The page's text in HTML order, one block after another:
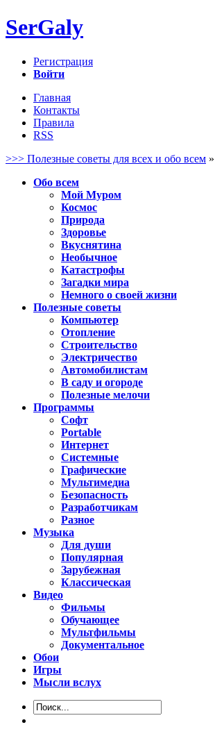
SerGaly
Регистрация
Войти
Главная
Контакты
Правила
RSS
>>> Полезные советы для всех и обо всем »
Обо всем
Мой Муром
Космос
Природа
Здоровье
Вкуснятина
Необычное
Катастрофы
Загадки мира
Немного о своей жизни
Полезные советы
Компьютер
Отопление
Строительство
Электричество
Автомобилистам
В саду и огороде
Полезные мелочи
Программы
Софт
Portable
Интернет
Системные
Графические
Мультимедиа
Безопасность
Разработчикам
Разное
Музыка
Для души
Популярная
Зарубежная
Классическая
Видео
Фильмы
Обучающее
Мультфильмы
Документальное
Обои
Игры
Мысли вслух